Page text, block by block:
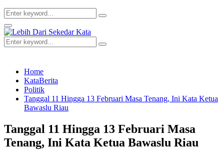
Search
for:
Search
Primary
Menu
Search
for:
Search
Home
KataBerita
Politik
Tanggal 11 Hingga 13 Februari Masa Tenang, Ini Kata Ketua
Bawaslu Riau
Tanggal 11 Hingga 13 Februari Masa
Tenang, Ini Kata Ketua Bawaslu Riau